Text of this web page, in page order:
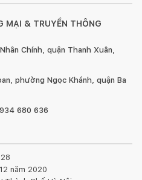
MẠI & TRUYỀN THÔNG
Chính, quận Thanh Xuân,
phường Ngọc Khánh, quận Ba
680 636
năm 2020